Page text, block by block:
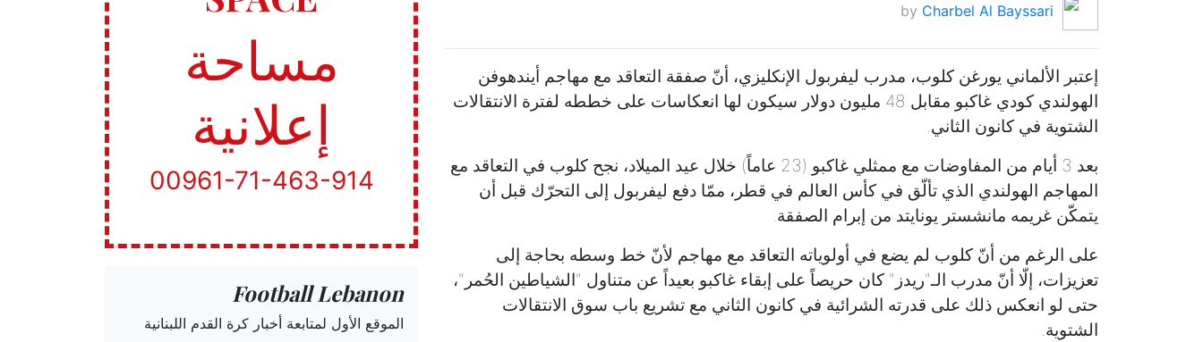
by Charbel Al Bayssari
إعتبر الألماني يورغن كلوب، مدرب ليفربول الإنكليزي، أنّ صفقة التعاقد مع مهاجم أيندهوفن
الهولندي كودي غاكبو مقابل 48 مليون دولار سيكون لها انعكاسات على خططه لفترة الانتقالات
الشتوية في كانون الثاني.
بعد 3 أيام من المفاوضات مع ممثلي غاكبو (23 عاماً) خلال عيد الميلاد، نجح كلوب في التعاقد مع
المهاجم الهولندي الذي تألّق في كأس العالم في قطر، ممّا دفع ليفربول إلى التحرّك قبل أن
يتمكّن غريمه مانشستر يونايتد من إبرام الصفقة.
على الرغم من أنّ كلوب لم يضع في أولوياته التعاقد مع مهاجم لأنّ خط وسطه بحاجة إلى
تعزيزات، إلّا أنّ مدرب الـ"ريدز" كان حريصاً على إبقاء غاكبو بعيداً عن متناول "الشياطين الحُمر"،
حتى لو انعكس ذلك على قدرته الشرائية في كانون الثاني مع تشريع باب سوق الانتقالات
الشتوية.
مساحة
إعلانية
00961-71-463-914
Football Lebanon
الموقع الأول لمتابعة أخبار كرة القدم اللبنانية